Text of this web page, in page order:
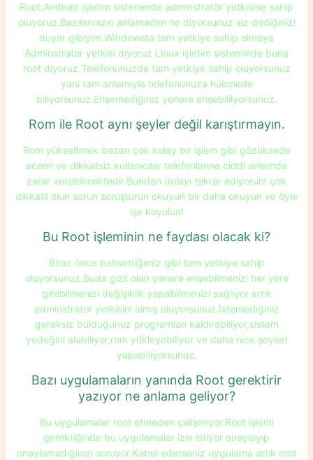
Root:Android işletim sisteminde adminstratör yetkisine sahip
oluyoruz.Bazılarınızın anlamadım ne diyorsunuz siz dediğinizi
duyar gibiyim.Windowsta tam yetkiye sahip olmaya
Adminstrator yetkisi diyoruz Linux işletim sisteminde buna
root diyoruz.Telefonunuzda tam yetkiye sahip oluyorsunuz
yani tam anlamıyla telefonunuza hükmede
biliyorsunuz.Erişemediğiniz yerlere erişebililyorsunuz.
Rom ile Root aynı şeyler değil karıştırmayın.
Rom yükseltmek bazen çok kolay bir işlem gibi gözüksede
acemi ve dikkatsiz kullanıcılar telefonlarına ciddi anlamda
zarar verebilmektedir.Bundan dolayı tekrar ediyorum çok
dikkatli olun sorun soruşturun okuyun bir daha okuyun ve öyle
işe koyulun!
Bu Root işleminin ne faydası olacak ki?
Biraz önce bahsettiğimiz gibi tam yetkiye sahip
oluyorsunuz.Buda gizli olan yerlere erişebilmenizi her yere
girebilmenizi değişiklik yapabilmenizi sağlıyor artık
adminstrator yetkisini almış oluyorsunuz.İstemediğiniz
gereksiz bulduğunuz programları kaldırabiliyor,sistem
yedeğini alabiliyor,rom yükleyebiliyor ve daha nice şeyleri
yapabiliyorsunuz.
Bazı uygulamaların yanında Root gerektirir
yazıyor ne anlama geliyor?
Bu uygulamalar root etmeden çalışmıyor.Root işlemi
gerektiğinde bu uygulamalar izin istiyor onaylayıp
onaylamadığınızı soruyor.Kabul ederseniz uygulama artık root